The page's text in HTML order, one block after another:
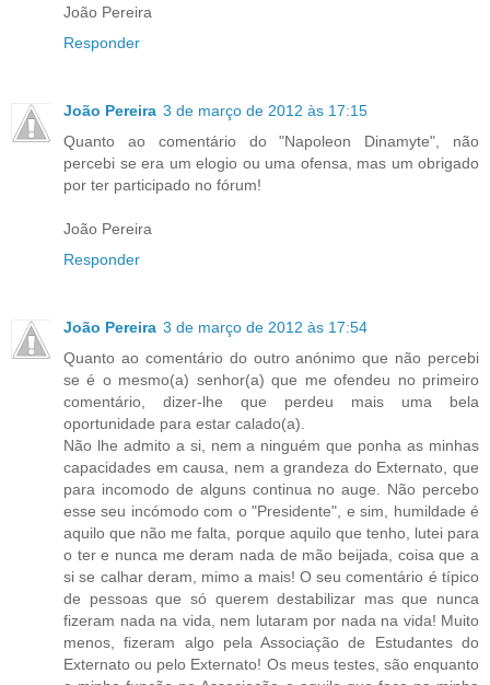
João Pereira
Responder
João Pereira 3 de março de 2012 às 17:15
Quanto ao comentário do "Napoleon Dinamyte", não
percebi se era um elogio ou uma ofensa, mas um obrigado
por ter participado no fórum!
João Pereira
Responder
João Pereira 3 de março de 2012 às 17:54
Quanto ao comentário do outro anónimo que não percebi
se é o mesmo(a) senhor(a) que me ofendeu no primeiro
comentário, dizer-lhe que perdeu mais uma bela
oportunidade para estar calado(a).
Não lhe admito a si, nem a ninguém que ponha as minhas
capacidades em causa, nem a grandeza do Externato, que
para incomodo de alguns continua no auge. Não percebo
esse seu incómodo com o "Presidente", e sim, humildade é
aquilo que não me falta, porque aquilo que tenho, lutei para
o ter e nunca me deram nada de mão beijada, coisa que a
si se calhar deram, mimo a mais! O seu comentário é típico
de pessoas que só querem destabilizar mas que nunca
fizeram nada na vida, nem lutaram por nada na vida! Muito
menos, fizeram algo pela Associação de Estudantes do
Externato ou pelo Externato! Os meus testes, são enquanto